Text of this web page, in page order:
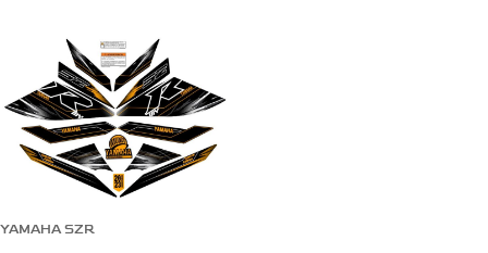
YAMAHA SZR